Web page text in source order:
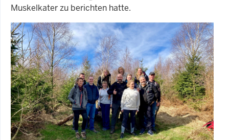
Muskelkater zu berichten hatte.